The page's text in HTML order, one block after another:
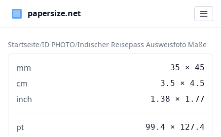
Paper Sizes
Startseite/ID PHOTO/Indischer Reisepass Ausweisfoto Maße
mm 35 × 45
cm 3.5 × 4.5
inch 1.38 × 1.77
pt 99.4 × 127.4